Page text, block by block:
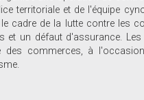
territoriale et de l'équipe
cadre de la lutte contre les
un défaut d'assurance.
des commerces, à